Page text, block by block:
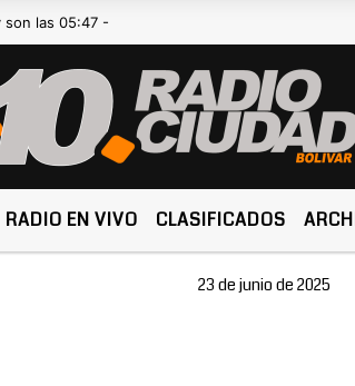
05:47 -
RADIO EN VIVO CLASIFICADOS
23 de junio de 2025